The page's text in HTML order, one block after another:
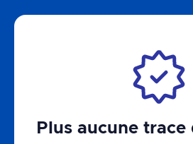
Plus aucune trace